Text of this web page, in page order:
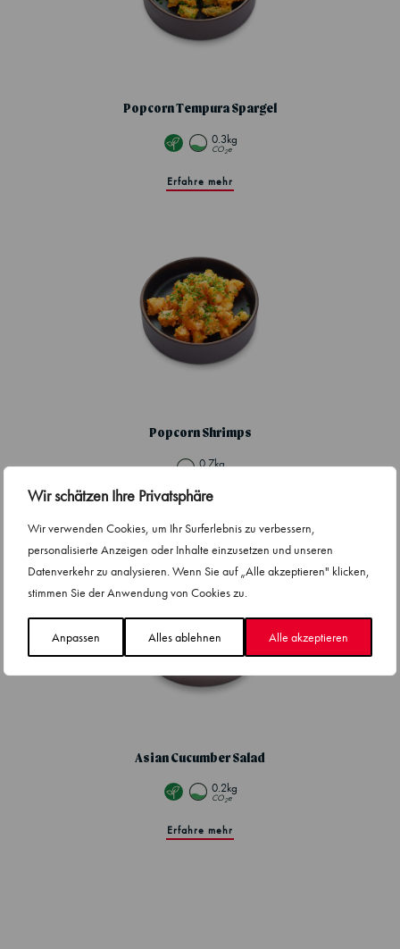
Wir schätzen Ihre Privatsphäre
Wir verwenden Cookies, um Ihr Surferlebnis zu verbessern,
personalisierte Anzeigen oder Inhalte einzusetzen und unseren
Datenverkehr zu analysieren. Wenn Sie auf „Alle akzeptieren" klicken,
stimmen Sie der Anwendung von Cookies zu.
Anpassen Alles ablehnen Alle akzeptieren
Popcorn Tempura Spargel
0.3kg
CO2e
Erfahre mehr
Popcorn Shrimps
0.7kg
Erfahre mehr
Asian Cucumber Salad
0.2kg
CO2e
Erfahre mehr